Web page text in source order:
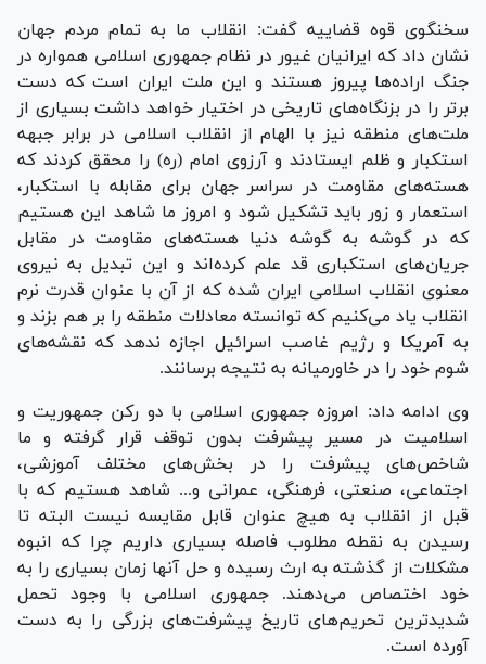
سخنگوی قوه قضاییه گفت: انقلاب ما به تمام مردم جهان
نشان داد که ایرانیان غیور در نظام جمهوری اسلامی همواره در
جنگ اراده‌ها پیروز هستند و این ملت ایران است که دست
برتر را در بزنگاه‌های تاریخی در اختیار خواهد داشت بسیاری از
ملت‌های منطقه نیز با الهام از انقلاب اسلامی در برابر جبهه
استکبار و ظلم ایستادند و آرزوی امام (ره) را محقق کردند که
هسته‌های مقاومت در سراسر جهان برای مقابله با استکبار،
استعمار و زور باید تشکیل شود و امروز ما شاهد این هستیم
که در گوشه به گوشه دنیا هسته‌های مقاومت در مقابل
جریان‌های استکباری قد علم کرده‌اند و این تبدیل به نیروی
معنوی انقلاب اسلامی ایران شده که از آن با عنوان قدرت نرم
انقلاب یاد می‌کنیم که توانسته معادلات منطقه را بر هم بزند و
به آمریکا و رژیم غاصب اسرائیل اجازه ندهد که نقشه‌های
شوم خود را در خاورمیانه به نتیجه برسانند.
وی ادامه داد: امروزه جمهوری اسلامی با دو رکن جمهوریت و
اسلامیت در مسیر پیشرفت بدون توقف قرار گرفته و ما
شاخص‌های پیشرفت را در بخش‌های مختلف آموزشی،
اجتماعی، صنعتی، فرهنگی، عمرانی و... شاهد هستیم که با
قبل از انقلاب به هیچ عنوان قابل مقایسه نیست البته تا
رسیدن به نقطه مطلوب فاصله بسیاری داریم چرا که انبوه
مشکلات از گذشته به ارث رسیده و حل آنها زمان بسیاری را به
خود اختصاص می‌دهند. جمهوری اسلامی با وجود تحمل
شدیدترین تحریم‌های تاریخ پیشرفت‌های بزرگی را به دست
آورده است.